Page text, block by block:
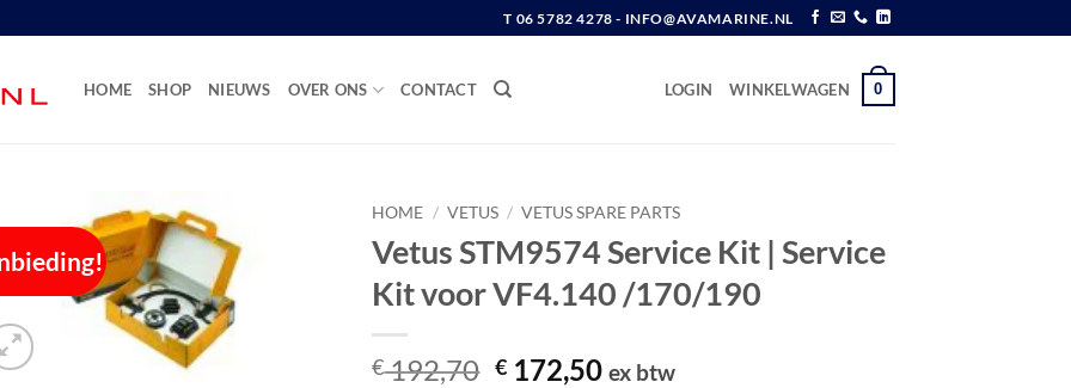
T 06 5782 4278 - INFO@AVAMARINE.NL
HOME SHOP NIEUWS OVER ONS CONTACT LOGIN WINKELWAGEN 0
HOME / VETUS / VETUS SPARE PARTS
Vetus STM9574 Service Kit | Service
Kit voor VF4.140 /170/190
€192,70 Oorspronkelijke
€172,50Huidige
ex btw